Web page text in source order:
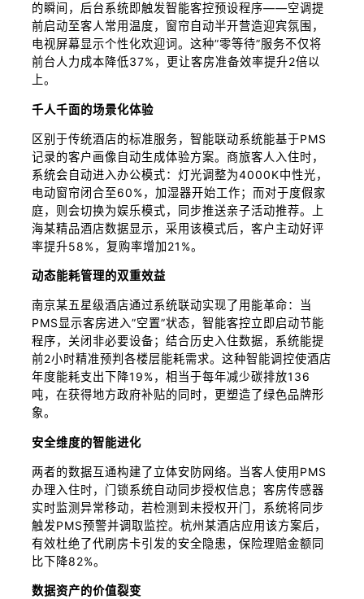
的瞬间，后台系统即触发智能客控预设程序——空调提
前启动至客人常用温度，窗帘自动半开营造迎宾氛围，
电视屏幕显示个性化欢迎词。这种”零等待”服务不仅将
前台人力成本降低37%，更让客房准备效率提升2倍以
上。
千人千面的场景化体验
区别于传统酒店的标准服务，智能联动系统能基于PMS
记录的客户画像自动生成体验方案。商旅客人入住时，
系统会自动进入办公模式：灯光调整为4000K中性光，
电动窗帘闭合至60%，加湿器开始工作；而对于度假家
庭，则会切换为娱乐模式，同步推送亲子活动推荐。上
海某精品酒店数据显示，采用该模式后，客户主动好评
率提升58%，复购率增加21%。
动态能耗管理的双重效益
南京某五星级酒店通过系统联动实现了用能革命：当
PMS显示客房进入”空置”状态，智能客控立即启动节能
程序，关闭非必要设备；结合历史入住数据，系统能提
前2小时精准预判各楼层能耗需求。这种智能调控使酒店
年度能耗支出下降19%，相当于每年减少碳排放136
吨，在获得地方政府补贴的同时，更塑造了绿色品牌形
象。
安全维度的智能进化
两者的数据互通构建了立体安防网络。当客人使用PMS
办理入住时，门锁系统自动同步授权信息；客房传感器
实时监测异常移动，若检测到未授权开门，系统将同步
触发PMS预警并调取监控。杭州某酒店应用该方案后，
有效杜绝了代刷房卡引发的安全隐患，保险理赔金额同
比下降82%。
数据资产的价值裂变